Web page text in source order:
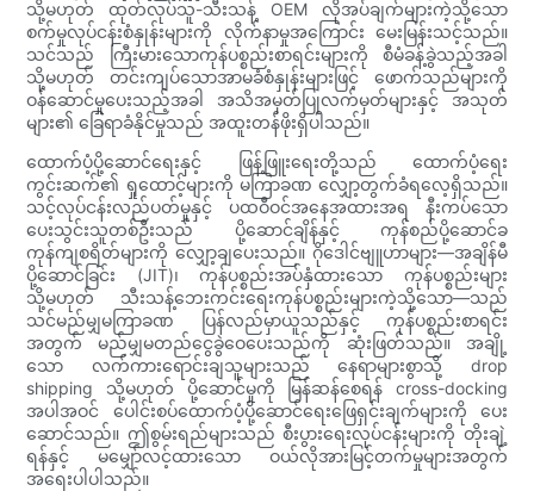
သို့မဟုတ် ထုတ်လုပ်သူ-သီးသန့် OEM လိုအပ်ချက်များကဲ့သို့သော
စက်မှုလုပ်ငန်းစံနှုန်းများကို လိုက်နာမှုအကြောင်း မေးမြန်းသင့်သည်။
သင်သည် ကြီးမားသောကုန်ပစ္စည်းစာရင်းများကို စီမံခန့်ခွဲသည့်အခါ
သို့မဟုတ် တင်းကျပ်သောအာမခံစံနှုန်းများဖြင့် ဖောက်သည်များကို
ဝန်ဆောင်မှုပေးသည့်အခါ အသိအမှတ်ပြုလက်မှတ်များနှင့် အသုတ်
များ၏ ခြေရာခံနိုင်မှုသည် အထူးတန်ဖိုးရှိပါသည်။
ထောက်ပံ့ပို့ဆောင်ရေးနှင့် ဖြန့်ဖြူးရေးတို့သည် ထောက်ပံ့ရေး
ကွင်းဆက်၏ ရှုထောင့်များကို မကြာခဏ လျှော့တွက်ခံရလေ့ရှိသည်။
သင့်လုပ်ငန်းလည်ပတ်မှုနှင့် ပထဝီဝင်အနေအထားအရ နီးကပ်သော
ပေးသွင်းသူတစ်ဦးသည် ပို့ဆောင်ချိန်နှင့် ကုန်စည်ပို့ဆောင်ခ
ကုန်ကျစရိတ်များကို လျှော့ချပေးသည်။ ဂိုဒေါင်ဗျူဟာများ—အချိန်မီ
ပို့ဆောင်ခြင်း (JIT)၊ ကုန်ပစ္စည်းအပ်နှံထားသော ကုန်ပစ္စည်းများ
သို့မဟုတ် သီးသန့်ဘေးကင်းရေးကုန်ပစ္စည်းများကဲ့သို့သော—သည်
သင်မည်မျှမကြာခဏ ပြန်လည်မှာယူသည်နှင့် ကုန်ပစ္စည်းစာရင်း
အတွက် မည်မျှမတည်ငွေခွဲဝေပေးသည်ကို ဆုံးဖြတ်သည်။ အချို့
သော လက်ကားရောင်းချသူများသည် နေရာများစွာသို့ drop
shipping သို့မဟုတ် ပို့ဆောင်မှုကို မြန်ဆန်စေရန် cross-docking
အပါအဝင် ပေါင်းစပ်ထောက်ပံ့ပို့ဆောင်ရေးဖြေရှင်းချက်များကို ပေး
ဆောင်သည်။ ဤစွမ်းရည်များသည် စီးပွားရေးလုပ်ငန်းများကို တိုးချဲ့
ရန်နှင့် မမျှော်လင့်ထားသော ဝယ်လိုအားမြင့်တက်မှုများအတွက်
အရေးပါပါသည်။